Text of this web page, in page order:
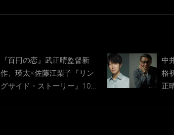
『百円の恋』武正晴監督新
作、瑛太×佐藤江梨子『リン
グサイド・ストーリー』10月
中
格
正